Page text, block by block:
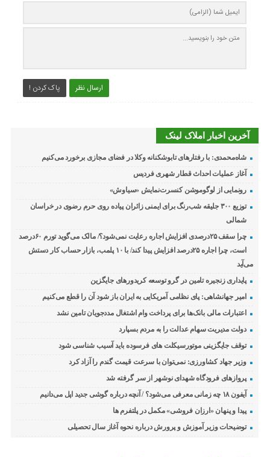
ارسال نظر پاک کردن !
آخرین اخبار املاک لینک
شاه‌محمدی: با رفتارهای تابوشکنانه وکلا در فضای مجازی برخورد می‌کنیم
آغاز عملیات احداث قطار شهری فردیس
رونمایی از لوگوموشن کنسرت‌نمایش «سیاوش»
توزیع ۳۰۰ جلیقه شب‌رنگ برای ایمنی زائران پیاده روی حرم رضوی در خراسان
شمالی
چرا سقف ۲۵درصدی افزایش اجاره رعایت نمی‌شود؟/ مالک می‌گوید تورم ۶۰درصد
است، چرا اجاره ۲۵درصد افزایش پیدا کند/ با ۱۰ پلمب، بازار حساب کار دستش
می‌آید
پایداری زنجیره تامین در گرو توسعه کریدورهای جایگزین
امیر جهانشاهی: پای نظامی آمریکایی به ایران باز شود آن را قطع می‌کنیم
اعتبارات مالی بانک‌ها برای پرداخت وام اشتغال مددجویان تامین نشد
دولت مدیریت سهام عدالت را به مردم بسپارد
توقف جایگزینی موتورسیکلت های فرسوده باید آسیب شناسی شود
وزیر جهاد کشاورزی: نمی‌توان با سرعت قیمت گندم را آزاد کرد
پروازهای فرودگاه شهدای نوشهر از سر گرفته شد
آیفون ۱۸ چه زمانی معرفی می‌شود؟ / آنچه درباره گوشی جدید اپل می‌دانیم
پیدا و پنهان «ارزان فروشی» مکمل در پلتفرم ها
توضیحات وزیر آموزش و پرورش درباره نحوه آغاز سال تحصیلی